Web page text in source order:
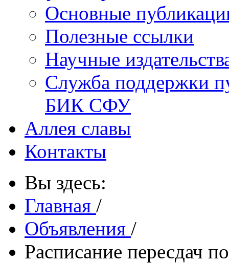
Основные
Полезные ссылки
Научные
Служба поддержки
БИК СФУ
Аллея славы
Контакты
Вы здесь:
Главная /
Объявления /
Расписание пересдач